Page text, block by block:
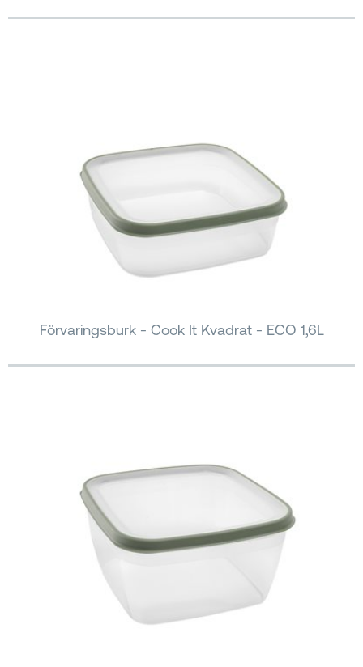
Förvaringsburk - Cook It Kvadrat - ECO 1,6L